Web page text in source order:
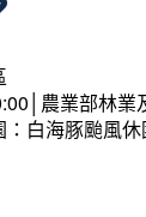
農業部林業
：白海豚颱風